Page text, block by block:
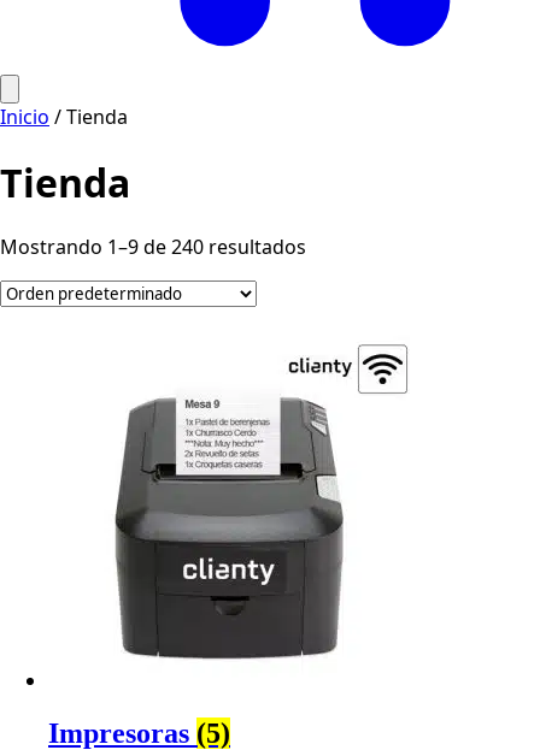
Ir
contenido
Inicio / Tienda
Tienda
Mostrando 1–9 de 240 resultados
Impresoras (5)